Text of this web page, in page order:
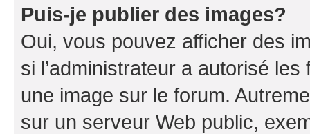
Puis-je publier des images?
Oui, vous pouvez afficher des
si l’administrateur a autorisé
une image sur le forum.
sur un serveur Web public,